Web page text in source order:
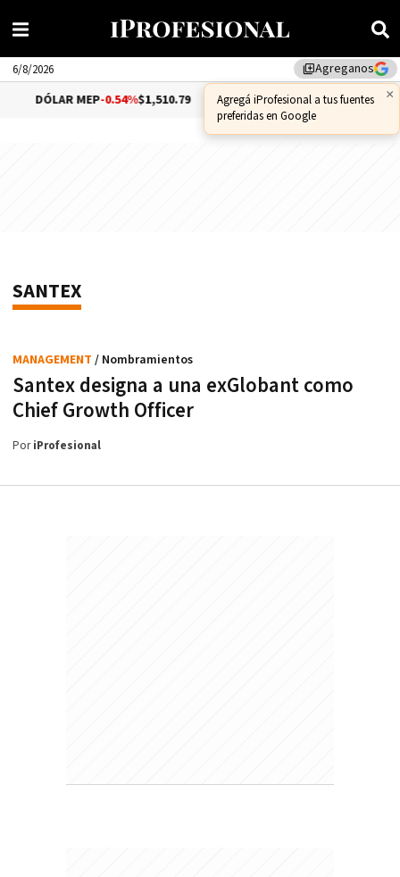
library_addAgreganos
×
Agregá iProfesional a tus fuentes
preferidas en Google
6/8/2026
DÓLAR MEP-0.54%$1,510.79 DÓLAR CCL-0.72%
SANTEX
Santex designa a una exGlobant como
Chief Growth Officer
MANAGEMENT / Nombramientos
PoriProfesional